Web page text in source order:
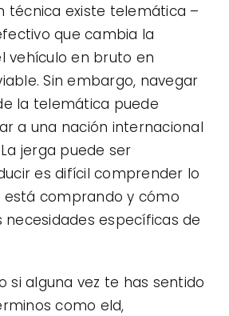
técnica existe telemática –
que cambia la
vehículo en bruto en
Sin embargo, navegar
la telemática puede
a una nación internacional
jerga puede ser
es difícil comprender lo
comprando y cómo
necesidades específicas de
si alguna vez te has sentido
como eld,